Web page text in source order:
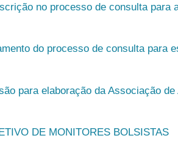
no processo de consulta para
do processo de consulta para
para elaboração da Associação
DE MONITORES BOLSISTAS